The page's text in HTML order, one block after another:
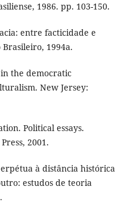
1986. pp. 103-150.
entre facticidade e
1994a.
in the democratic
New Jersey:
Political essays.
2001.
à distância histórica
estudos de teoria